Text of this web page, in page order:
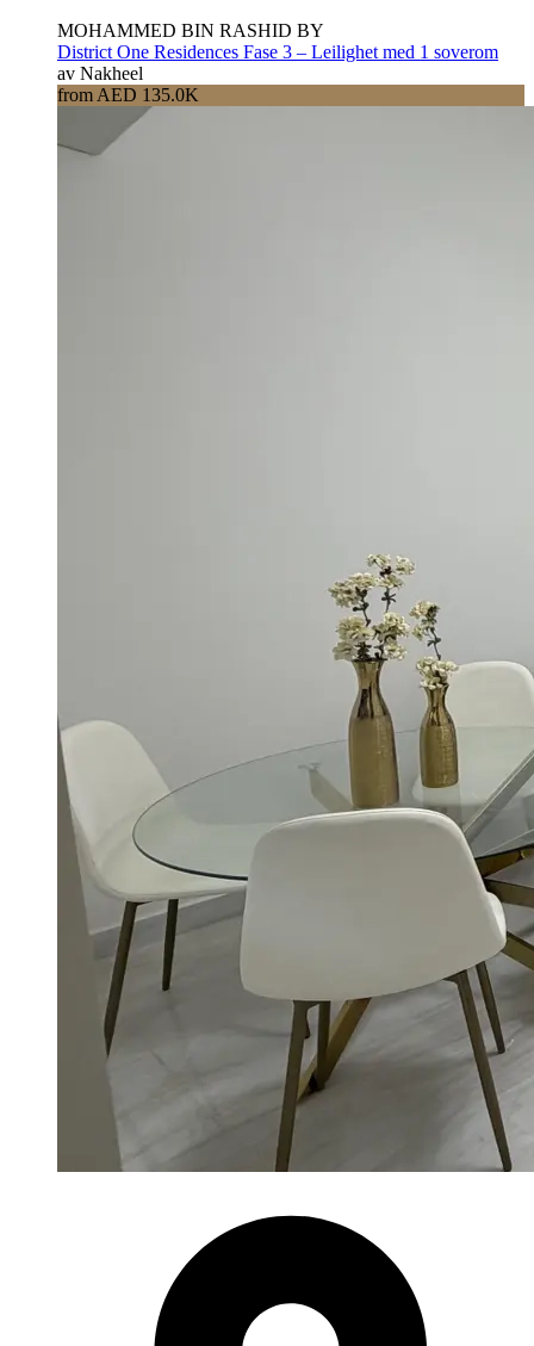
MOHAMMED BIN RASHID BY
District One Residences Fase 3 – Leilighet med 1 soverom
av Nakheel
from AED 135.0K